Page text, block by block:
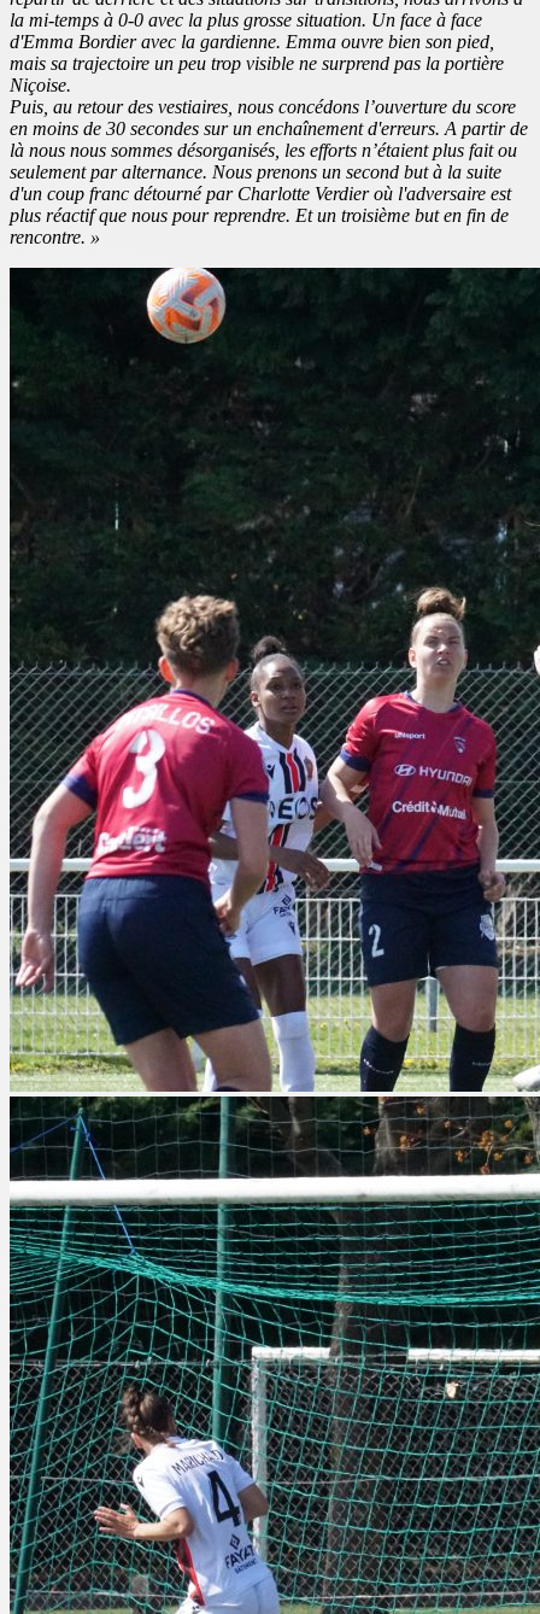
la mi-temps à 0-0 avec la plus grosse situation. Un face à face
d'Emma Bordier avec la gardienne. Emma ouvre bien son pied,
mais sa trajectoire un peu trop visible ne surprend pas la portière
Niçoise.
Puis, au retour des vestiaires, nous concédons l’ouverture du score
en moins de 30 secondes sur un enchaînement d'erreurs. A partir de
là nous nous sommes désorganisés, les efforts n’étaient plus fait ou
seulement par alternance. Nous prenons un second but à la suite
d'un coup franc détourné par Charlotte Verdier où l'adversaire est
plus réactif que nous pour reprendre. Et un troisième but en fin de
rencontre. »